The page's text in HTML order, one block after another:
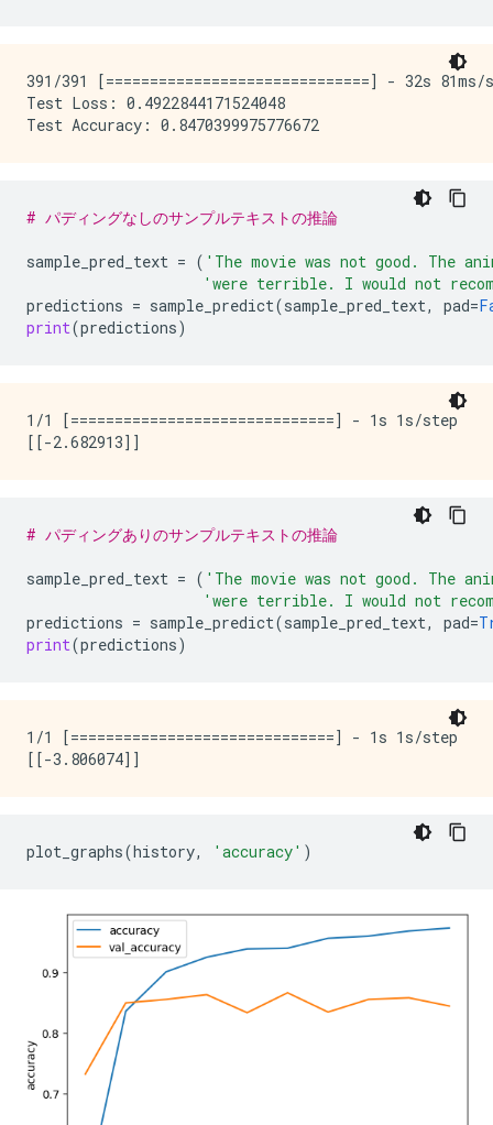
391/391 [==============================] - 32s
Test Loss: 0.4922844171524048
# パディングなしのサンプルテキストの推論
sample_pred_text = ( 'The movie was not good. The
'were terrible. I would not
predictions = sample_predict(sample_pred_text, pad=
print(predictions)
1/1 [==============================] - 1s 1s/step
# パディングありのサンプルテキストの推論
sample_pred_text = ( 'The movie was not good. The
'were terrible. I would not
predictions = sample_predict(sample_pred_text, pad=
print(predictions)
1/1 [==============================] - 1s 1s/step
plot_graphs(history, 'accuracy' )